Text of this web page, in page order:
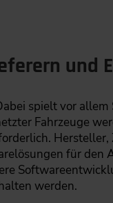
und
spielt vor allem
Fahrzeuge
für den
werden.